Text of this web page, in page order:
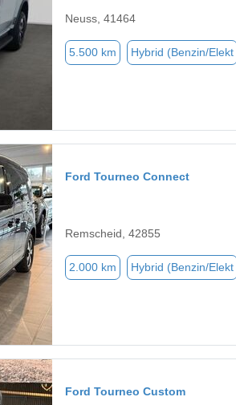
Neuss, 41464
5.500 km Hybrid (Benzin/Elekt
Ford Tourneo Connect
Remscheid, 42855
2.000 km Hybrid (Benzin/Elekt
Ford Tourneo Custom